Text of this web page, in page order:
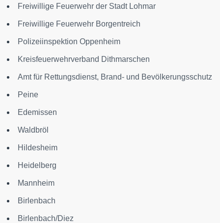
Freiwillige Feuerwehr der Stadt Lohmar
Freiwillige Feuerwehr Borgentreich
Polizeiinspektion Oppenheim
Kreisfeuerwehrverband Dithmarschen
Amt für Rettungsdienst, Brand- und Bevölkerungsschutz
Peine
Edemissen
Waldbröl
Hildesheim
Heidelberg
Mannheim
Birlenbach
Birlenbach/Diez